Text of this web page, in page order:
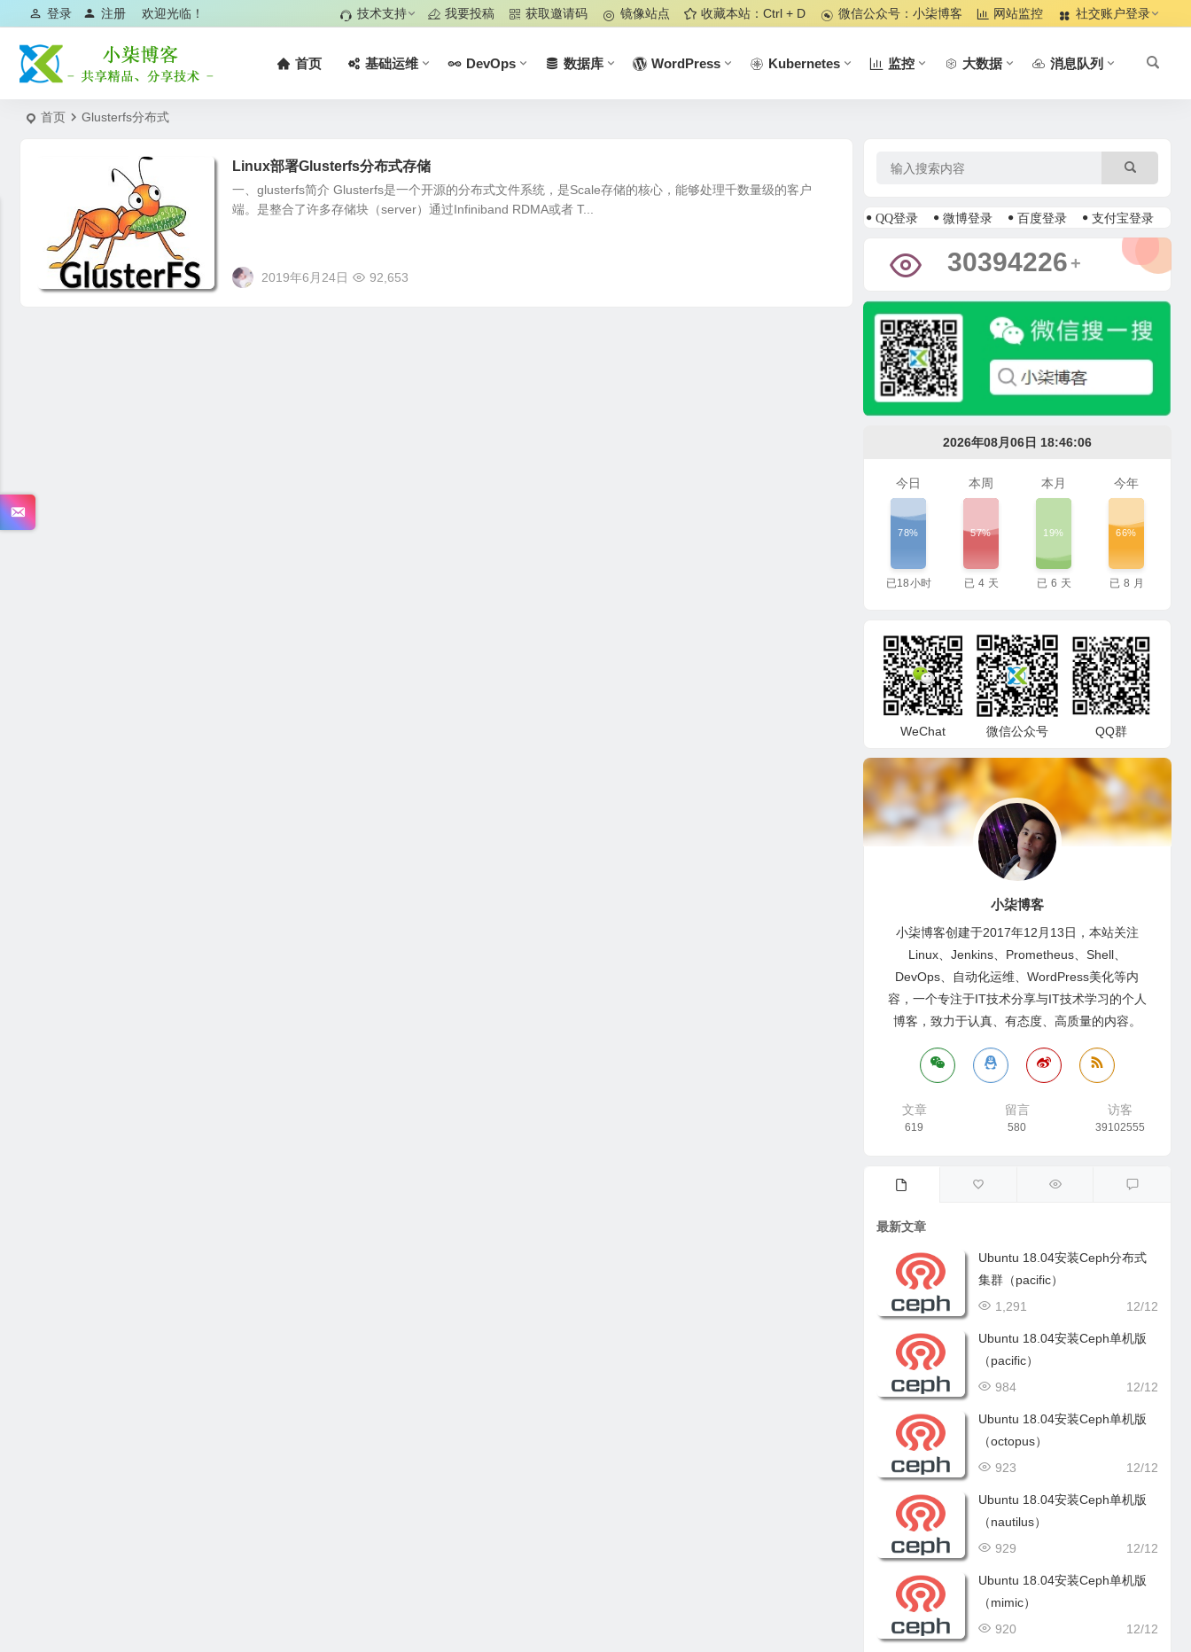
欢迎光临！
登录 注册 技术支持 我要投稿 获取邀请码 镜像站点 收藏本站：Ctrl + D 微信公众号：小柒博客 网站监控 社交账户登录
首页 基础运维 DevOps 数据库 WordPress Kubernetes 监控 大数据 消息队列
首页 Glusterfs分布式
Linux部署Glusterfs分布式存储
一、glusterfs简介 Glusterfs是一个开源的分布式文件系统，是Scale存储的核心，能够处理千数量级的客户
端。是整合了许多存储块（server）通过Infiniband RDMA或者 T...
2019年6月24日 92,653
QQ登录 微博登录 百度登录 支付宝登录
35153805 +
2026年08月06日 18:46:06
今日
78%
已18小时
本周
57%
已 4 天
本月
19%
已 6 天
今年
66%
已 8 月
WeChat 微信公众号 QQ群
小柒博客
小柒博客创建于2017年12月13日，本站关注
Linux、Jenkins、Prometheus、Shell、
DevOps、自动化运维、WordPress美化等内
容，一个专注于IT技术分享与IT技术学习的个人
博客，致力于认真、有态度、高质量的内容。
文章
619
留言
580
访客
39102555
最新文章
Ubuntu 18.04安装Ceph分布式
集群（pacific）
12/12
1,291
Ubuntu 18.04安装Ceph单机版
（pacific）
12/12
984
Ubuntu 18.04安装Ceph单机版
（octopus）
12/12
923
Ubuntu 18.04安装Ceph单机版
（nautilus）
12/12
929
Ubuntu 18.04安装Ceph单机版
（mimic）
12/12
920